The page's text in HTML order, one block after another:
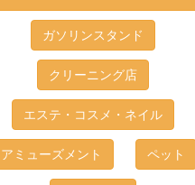
ガソリンスタンド
クリーニング店
エステ・コスメ・ネイル
アミューズメント ペット